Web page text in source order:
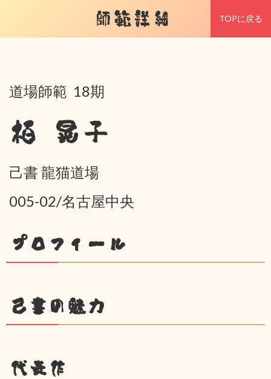
師範詳細 TOPに戻る
道場師範 18期
栢 晃子
己書 龍猫道場
005-02/名古屋中央
プロフィール
己書の魅力
代表作